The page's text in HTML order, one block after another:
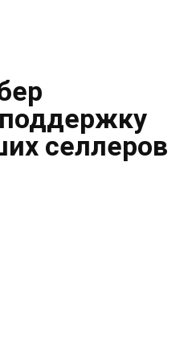
селлеров